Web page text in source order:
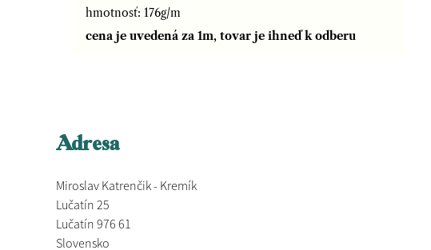
hmotnosť: 176g/m
cena je uvedená za 1m, tovar je ihneď k odberu
Adresa
Miroslav Katrenčik - Kremík
Lučatín 25
Lučatín 976 61
Slovensko